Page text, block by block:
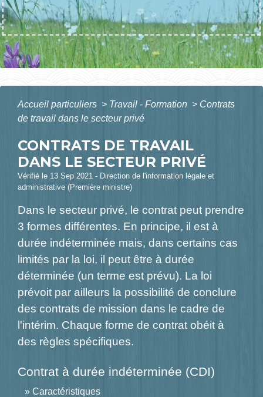
Accueil particuliers > Travail - Formation > Contrats
de travail dans le secteur privé
CONTRATS DE TRAVAIL
DANS LE SECTEUR PRIVÉ
Vérifié le 13 Sep 2021 - Direction de l'information légale et
administrative (Première ministre)
Dans le secteur privé, le contrat peut prendre
3 formes différentes. En principe, il est à
durée indéterminée mais, dans certains cas
limités par la loi, il peut être à durée
déterminée (un terme est prévu). La loi
prévoit par ailleurs la possibilité de conclure
des contrats de mission dans le cadre de
l'intérim. Chaque forme de contrat obéit à
des règles spécifiques.
Contrat à durée indéterminée (CDI)
Caractéristiques